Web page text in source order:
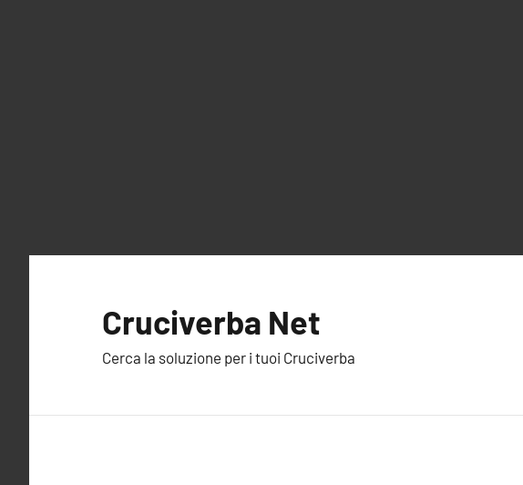
Cruciverba Net
Cerca la soluzione per i tuoi Cruciverba